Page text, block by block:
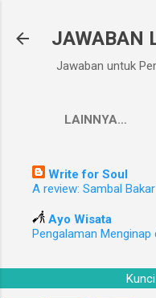
JAWABAN
Jawaban untuk
LAINNYA…
Write for Soul
A review: Sambal
Ayo Wisata
Pengalaman Menginap